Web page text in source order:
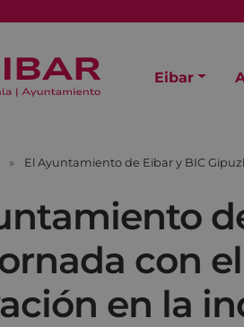
Eibar
El Ayuntamiento de Eibar y BIC
con
en la